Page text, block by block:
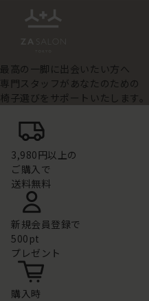
最高の一脚に出会いたい方へ
専門スタッフがあなたのための
椅子選びをサポートいたします。
3,980円以上の
ご購入で
送料無料
新規会員登録で
500pt
プレゼント
購入時